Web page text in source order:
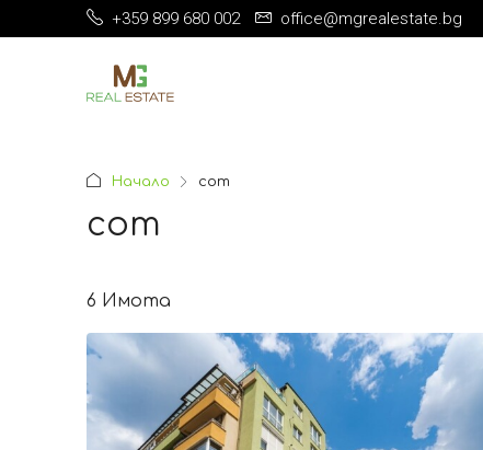
+359 899 680 002 office@mgrealestate.bg
Начало сот
сот
6 Имотa